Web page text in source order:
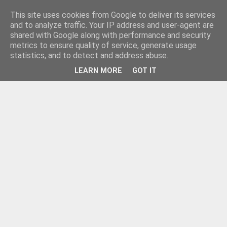
This site uses cookies from Google to deliver its services
and to analyze traffic. Your IP address and user-agent are
shared with Google along with performance and security
metrics to ensure quality of service, generate usage
statistics, and to detect and address abuse.
LEARN MORE GOT IT